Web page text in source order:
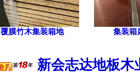
覆膜竹木集装箱地 集装箱
新会志达地板木